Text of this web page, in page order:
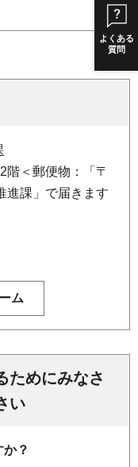
よくある
質問
＜郵便物：「〒
課」で届きます
ためにみなさ
い
？